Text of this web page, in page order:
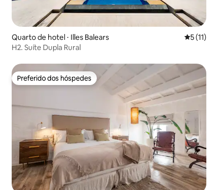
Quarto de hotel ⋅ Illes Balears 5 de uma
5 (11)
H2. Suíte Dupla Rural
Preferido dos hóspedes
Preferido dos hóspedes